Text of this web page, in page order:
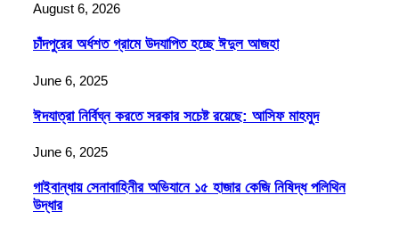
August 6, 2026
চাঁদপুরের অর্ধশত গ্রামে উদযাপিত হচ্ছে ঈদুল আজহা
June 6, 2025
ঈদযাত্রা নির্বিঘ্ন করতে সরকার সচেষ্ট রয়েছে: আসিফ মাহমুদ
June 6, 2025
গাইবান্ধায় সেনাবাহিনীর অভিযানে ১৫ হাজার কেজি নিষিদ্ধ পলিথিন
উদ্ধার